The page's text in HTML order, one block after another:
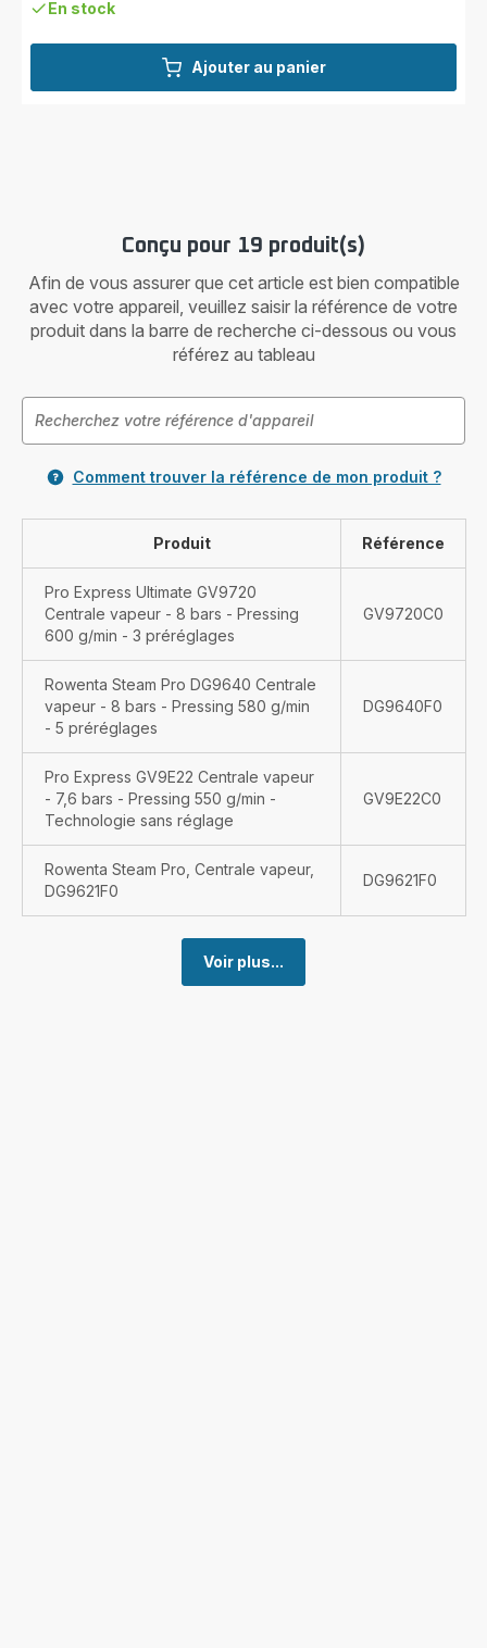
Ajouter au panier
En stock
Conçu pour 19 produit(s)
Afin de vous assurer que cet article est bien compatible
avec votre appareil, veuillez saisir la référence de votre
produit dans la barre de recherche ci-dessous ou vous
référez au tableau
Comment trouver la référence de mon produit ?
Produit Référence
Pro Express Ultimate GV9720
Centrale vapeur - 8 bars - Pressing
600 g/min - 3 préréglages
GV9720C0
Rowenta Steam Pro DG9640 Centrale
vapeur - 8 bars - Pressing 580 g/min
- 5 préréglages
DG9640F0
Pro Express GV9E22 Centrale vapeur
- 7,6 bars - Pressing 550 g/min -
Technologie sans réglage
GV9E22C0
Rowenta Steam Pro, Centrale vapeur,
DG9621F0
DG9621F0
Voir plus...